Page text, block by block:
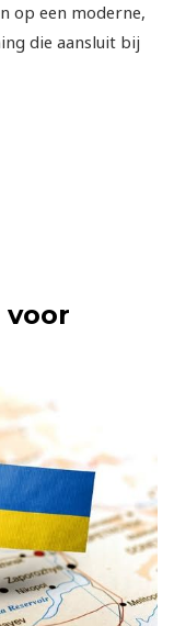
op een moderne,
die aansluit bij